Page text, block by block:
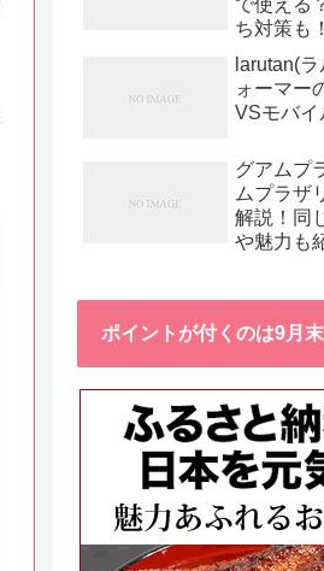
で使える
ち対策も！
larutan(
ォーマー
VSモバイ
グアムプ
ムプラザ
解説！同
や魅力も
ポイントが付くのは9月末